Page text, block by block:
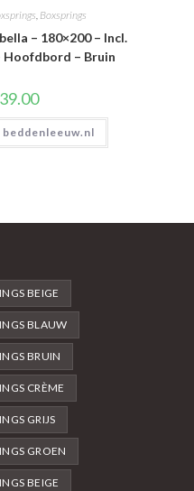
, Boxsprings
– 180×200 – Incl.
– Bruin
BEIGE
BLAUW
BRUIN
CRÈME
GRIJS
GROEN
BEIGE